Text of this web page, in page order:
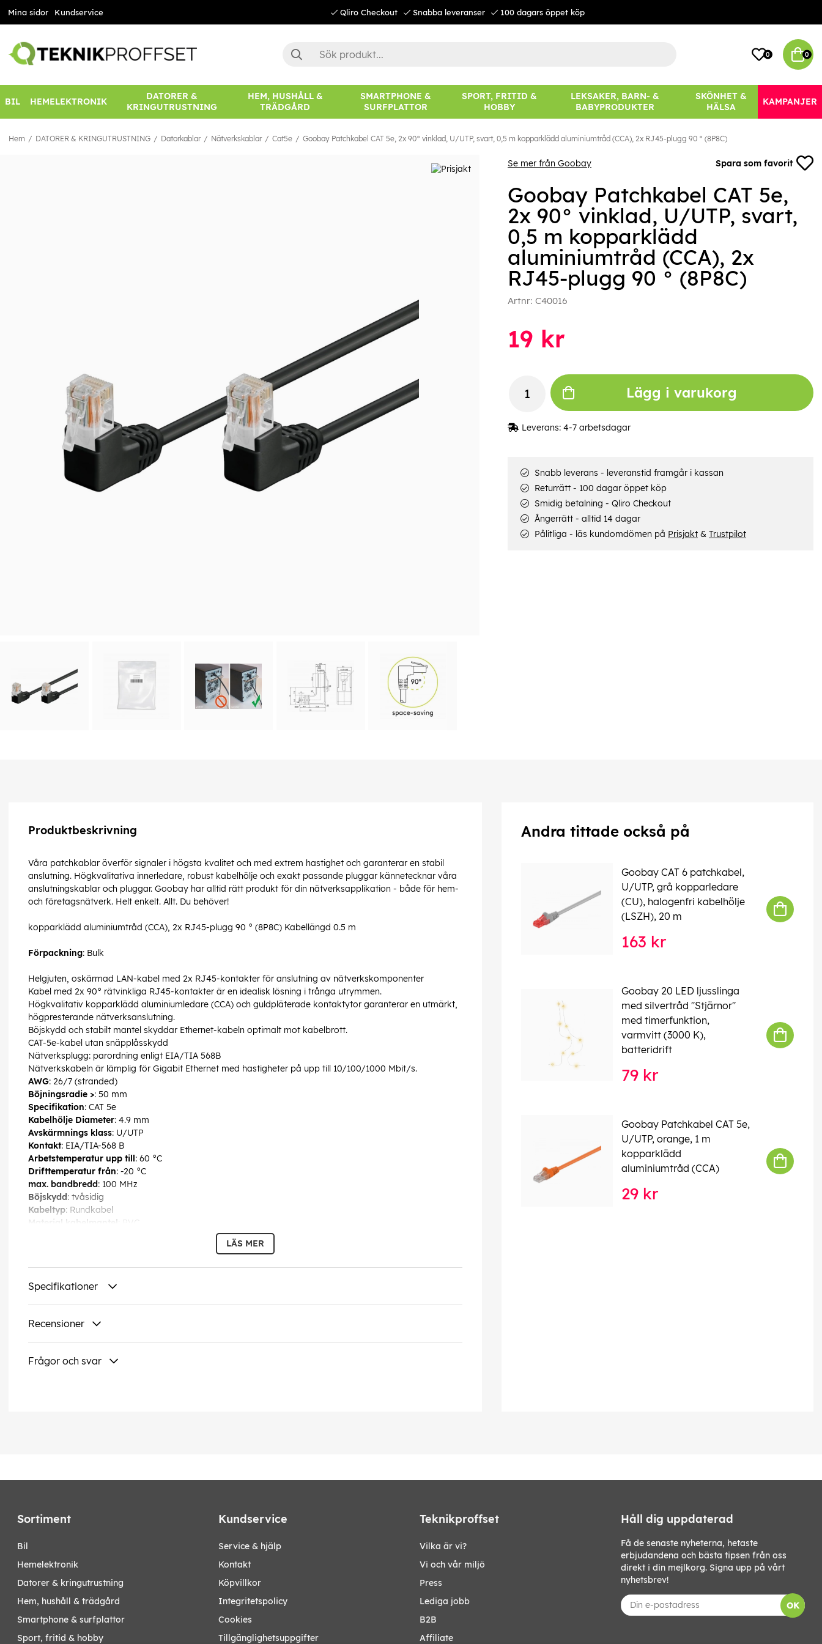
Mina sidor Kundservice Qliro Checkout Snabba leveranser 100 dagars öppet köp
0 0
BIL HEMELEKTRONIK
DATORER &
KRINGUTRUSTNING
HEM, HUSHÅLL &
TRÄDGÅRD
SMARTPHONE &
SURFPLATTOR
SPORT, FRITID &
HOBBY
LEKSAKER, BARN- &
BABYPRODUKTER
SKÖNHET &
HÄLSA
KAMPANJER
Hem DATORER & KRINGUTRUSTNING Datorkablar Nätverkskablar Cat5e Goobay Patchkabel CAT 5e, 2x 90° vinklad, U/UTP, svart, 0,5 m kopparklädd aluminiumtråd (CCA), 2x RJ45-plugg 90 ° (8P8C)
Se mer från Goobay Spara som favorit
Goobay Patchkabel CAT 5e,
2x 90° vinklad, U/UTP, svart,
0,5 m kopparklädd
aluminiumtråd (CCA), 2x
RJ45-plugg 90 ° (8P8C)
Artnr: C40016
19 kr
Lägg i varukorg
Leverans: 4-7 arbetsdagar
Snabb leverans - leveranstid framgår i kassan
Returrätt - 100 dagar öppet köp
Smidig betalning - Qliro Checkout
Ångerrätt - alltid 14 dagar
Pålitliga - läs kundomdömen på Prisjakt& Trustpilot
Produktbeskrivning
Våra patchkablar överför signaler i högsta kvalitet och med extrem hastighet och garanterar en stabil
anslutning. Högkvalitativa innerledare, robust kabelhölje och exakt passande pluggar kännetecknar våra
anslutningskablar och pluggar. Goobay har alltid rätt produkt för din nätverksapplikation - både för hem-
och företagsnätverk. Helt enkelt. Allt. Du behöver!
kopparklädd aluminiumtråd (CCA), 2x RJ45-plugg 90 ° (8P8C) Kabellängd 0.5 m
Förpackning: Bulk
Helgjuten, oskärmad LAN-kabel med 2x RJ45-kontakter för anslutning av nätverkskomponenter
Kabel med 2x 90° rätvinkliga RJ45-kontakter är en idealisk lösning i trånga utrymmen.
Högkvalitativ kopparklädd aluminiumledare (CCA) och guldpläterade kontaktytor garanterar en utmärkt,
högpresterande nätverksanslutning.
Böjskydd och stabilt mantel skyddar Ethernet-kabeln optimalt mot kabelbrott.
CAT-5e-kabel utan snäpplåsskydd
Nätverksplugg: parordning enligt EIA/TIA 568B
Nätverkskabeln är lämplig för Gigabit Ethernet med hastigheter på upp till 10/100/1000 Mbit/s.
AWG: 26/7 (stranded)
Böjningsradie >: 50 mm
Specifikation: CAT 5e
Kabelhölje Diameter: 4.9 mm
Avskärmnings klass: U/UTP
Kontakt: EIA/TIA-568 B
Arbetstemperatur upp till : 60 °C
Drifttemperatur från: -20 °C
max. bandbredd: 100 MHz
Böjskydd: tvåsidig
Kabeltyp: Rundkabel
Material kabelmantel : PVC
: CCA (kopparlaminerat aluminium)
4040849960857
EAN:
LÄS MER
Specifikationer
Recensioner
Frågor och svar
Andra tittade också på
Goobay CAT 6 patchkabel,
U/UTP, grå kopparledare
(CU), halogenfri kabelhölje
(LSZH), 20 m
163 kr
Goobay 20 LED ljusslinga
med silvertråd "Stjärnor"
med timerfunktion,
varmvitt (3000 K),
batteridrift
79 kr
Goobay Patchkabel CAT 5e,
U/UTP, orange, 1 m
kopparklädd
aluminiumtråd (CCA)
29 kr
Sortiment
bil
hemelektronik
datorer & kringutrustning
hem, hushåll & trädgård
smartphone & surfplattor
sport, fritid & hobby
Kundservice
Service & hjälp
Kontakt
Köpvillkor
Integritetspolicy
Cookies
Tillgänglighetsuppgifter
Teknikproffset
Vilka är vi?
Vi och vår miljö
Press
Lediga jobb
B2B
Affiliate
Håll dig uppdaterad
Få de senaste nyheterna, hetaste
erbjudandena och bästa tipsen från oss
direkt i din mejlkorg. Signa upp på vårt
nyhetsbrev!
OK